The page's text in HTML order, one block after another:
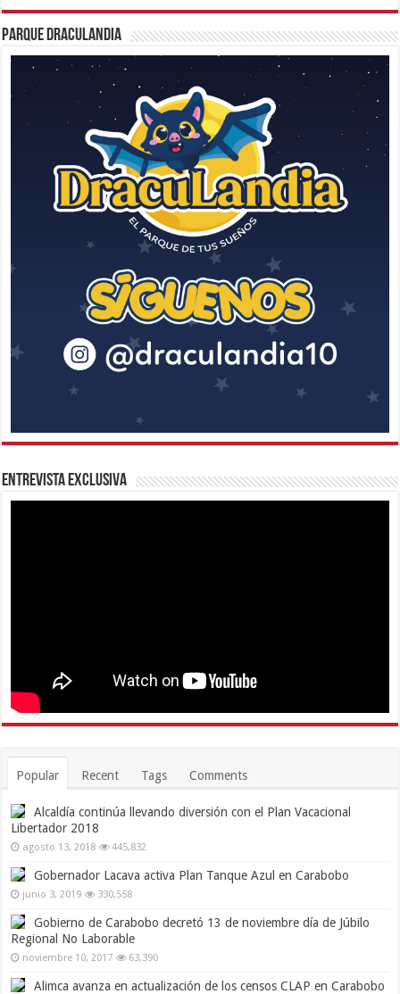
Parque Draculandia
Entrevista Exclusiva
Popular Recent Tags Comments
Alcaldía continúa llevando diversión con el Plan Vacacional
Libertador 2018
agosto 13, 2018 445,832
Gobernador Lacava activa Plan Tanque Azul en Carabobo
junio 3, 2019 330,558
Gobierno de Carabobo decretó 13 de noviembre día de Júbilo
Regional No Laborable
noviembre 10, 2017 63,390
Alimca avanza en actualización de los censos CLAP en Carabobo